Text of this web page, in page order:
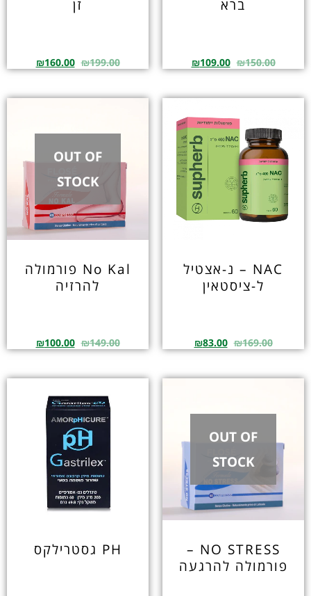
ברא
₪150.00
₪109.00
זן
₪199.00
₪160.00
NAC – נ-אצטיל
ל-ציסטאין
₪169.00
₪83.00
OUT OF
STOCK
No Kal פורמולה
להרזיה
₪149.00
₪100.00
OUT OF
STOCK
NO STRESS –
פורמולה להרגעה
PH גסטרילקס